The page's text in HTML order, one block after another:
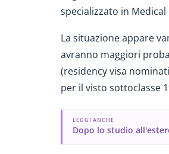
specializzato in Medical
La situazione appare
avranno maggiori
(residency visa
per il visto sottoclasse
LEGGI ANCHE
Dopo lo studio